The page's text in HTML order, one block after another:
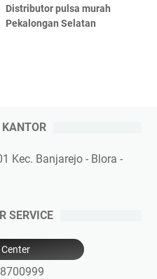
Distributor pulsa murah
Pekalongan Selatan
Kec. Banjarejo - Blora -
SERVICE